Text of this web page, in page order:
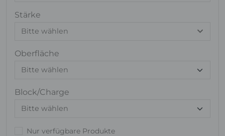
Stärke
Bitte wählen
Oberfläche
Block/Charge
Nur verfügbare Produkte